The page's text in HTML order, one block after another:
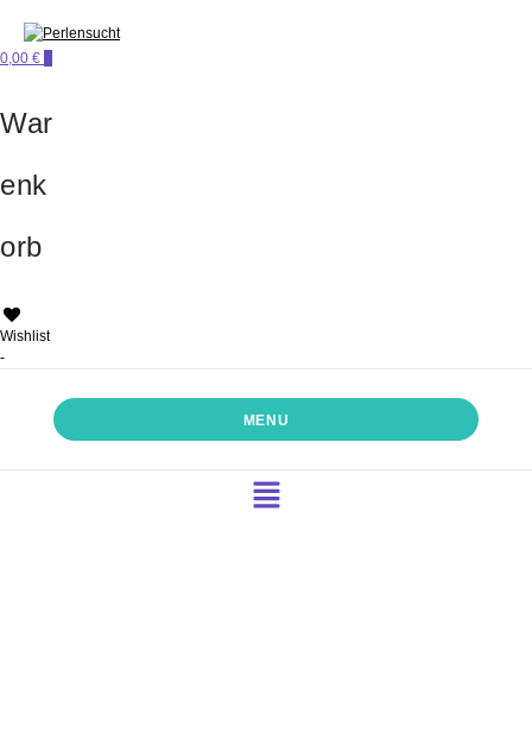
PERLENSUCHT
0,00 €
War
enk
orb
Wishlist
-
MENU